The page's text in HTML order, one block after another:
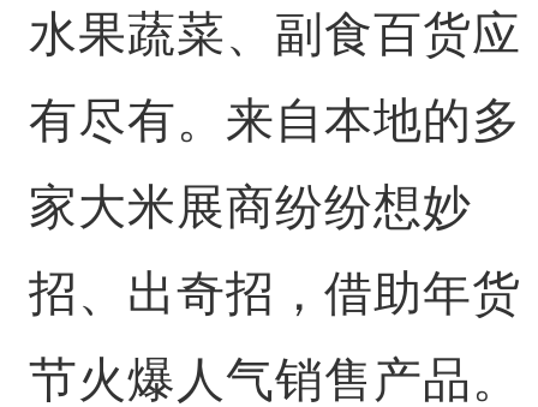
水果蔬菜、副食百货应
有尽有。来自本地的多
家大米展商纷纷想妙
招、出奇招，借助年货
节火爆人气销售产品。